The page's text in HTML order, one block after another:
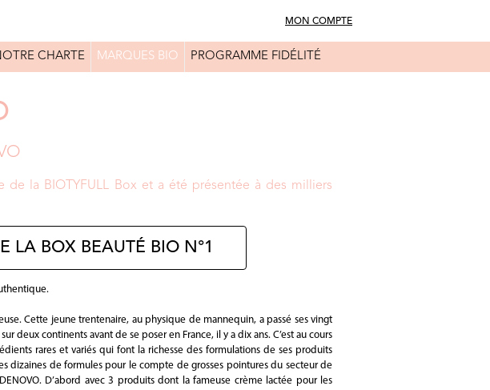
MON COMPTE
CHARTE MARQUES BIO PROGRAMME FIDÉLITÉ
de la BIOTYFULL Box et a été présentée à des milliers
LA BOX BEAUTÉ BIO N°1
Cette jeune trentenaire, au physique de mannequin, a passé ses vingt
deux continents avant de se poser en France, il y a dix ans. C’est au cours
rares et variés qui font la richesse des formulations de ses produits
dizaines de formules pour le compte de grosses pointures du secteur de
D’abord avec 3 produits dont la fameuse crème lactée pour les